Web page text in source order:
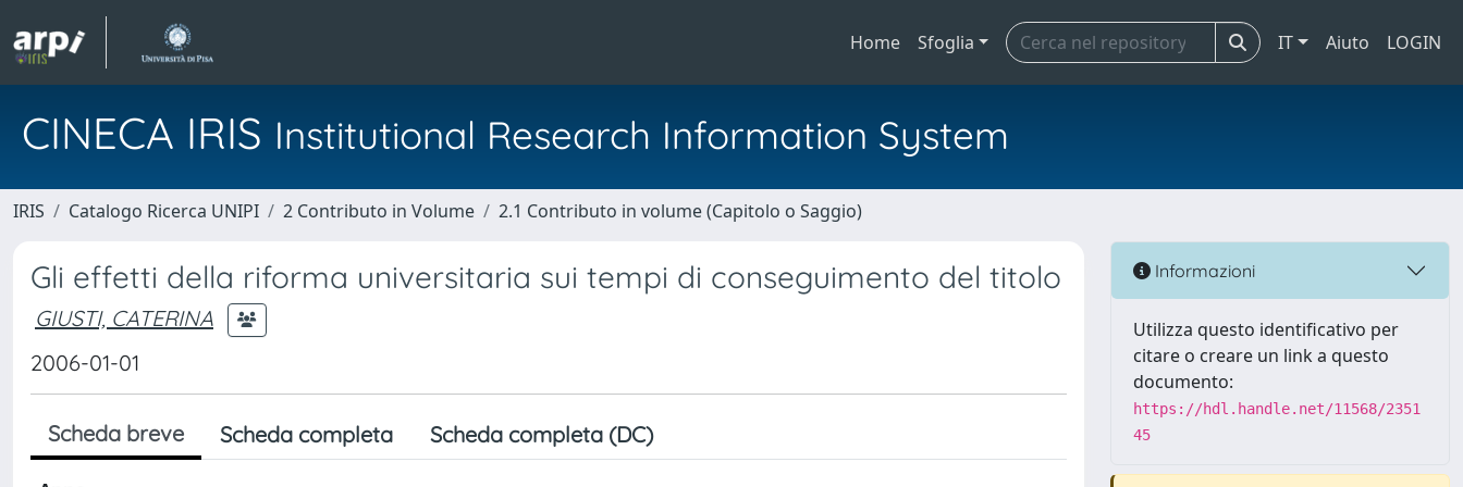
Home Sfoglia IT Aiuto LOGIN
CINECA IRIS Institutional Research Information System
IRIS Catalogo Ricerca UNIPI 2 Contributo in Volume 2.1 Contributo in volume (Capitolo o Saggio)
Gli effetti della riforma universitaria sui tempi di conseguimento del titolo
GIUSTI, CATERINA
2006-01-01
Scheda breve Scheda completa Scheda completa (DC)
Informazioni
Utilizza questo identificativo per
citare o creare un link a questo
documento:
https://hdl.handle.net/11568/2351
45